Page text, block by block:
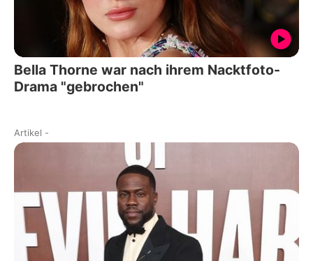
Bella Thorne war nach ihrem Nacktfoto-
Drama "gebrochen"
Artikel -